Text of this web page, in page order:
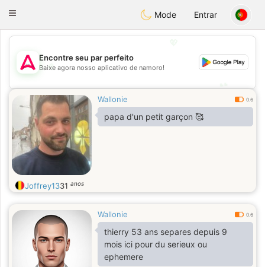
Tantôt
Toggle
Mode Entrar
💖
💕
Encontre seu par perfeito
Baixe agora nosso aplicativo de namoro!
Wallonie 0.6
papa d'un petit garçon 🥰
Joffrey1331 anos
Wallonie 0.6
thierry 53 ans separes depuis 9
mois ici pour du serieux ou
ephemere